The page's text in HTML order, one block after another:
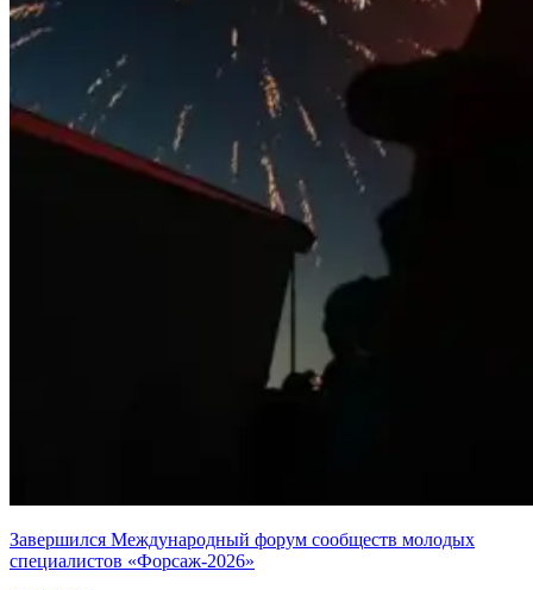
Завершился Международный форум сообществ молодых
специалистов «Форсаж-2026»